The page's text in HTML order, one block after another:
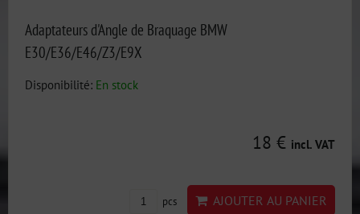
Adaptateurs d'Angle de Braquage BMW
E30/E36/E46/Z3/E9X
Disponibilité: En stock
18 € incl. VAT
pcs AJOUTER AU PANIER